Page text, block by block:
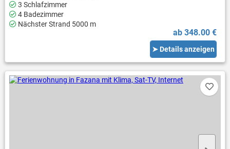
3 Schlafzimmer
4 Badezimmer
Nächster Strand 5000 m
ab 348.00 €
➤ Details anzeigen